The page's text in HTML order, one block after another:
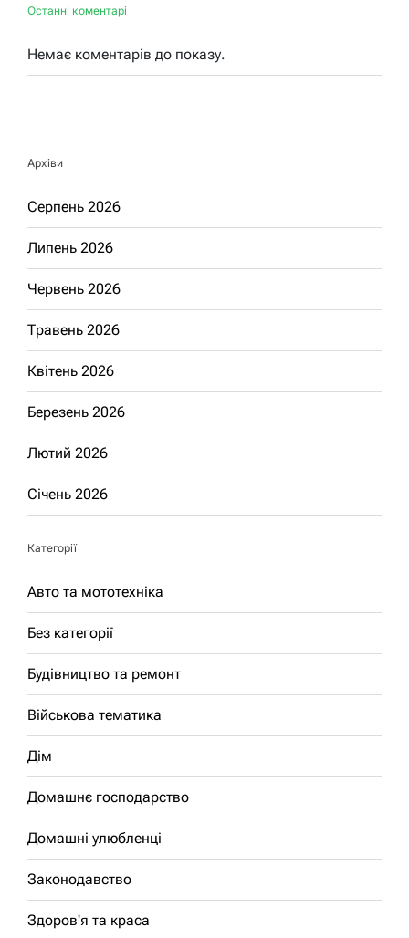
Останні коментарі
Немає коментарів до показу.
Архіви
Серпень 2026
Липень 2026
Червень 2026
Травень 2026
Квітень 2026
Березень 2026
Лютий 2026
Січень 2026
Категорії
Авто та мототехніка
Без категорії
Будівництво та ремонт
Військова тематика
Дім
Домашнє господарство
Домашні улюбленці
Законодавство
Здоров'я та краса